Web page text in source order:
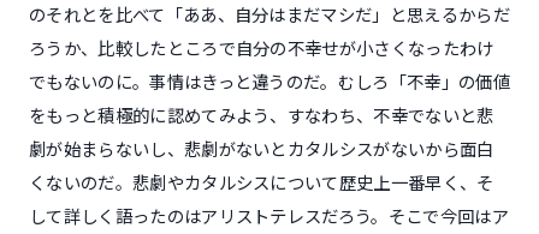
のそれとを比べて「ああ、自分はまだマシだ」と思えるからだ
ろうか、比較したところで自分の不幸せが小さくなったわけ
でもないのに。事情はきっと違うのだ。むしろ「不幸」の価値
をもっと積極的に認めてみよう、すなわち、不幸でないと悲
劇が始まらないし、悲劇がないとカタルシスがないから面白
くないのだ。悲劇やカタルシスについて歴史上一番早く、そ
して詳しく語ったのはアリストテレスだろう。そこで今回はア